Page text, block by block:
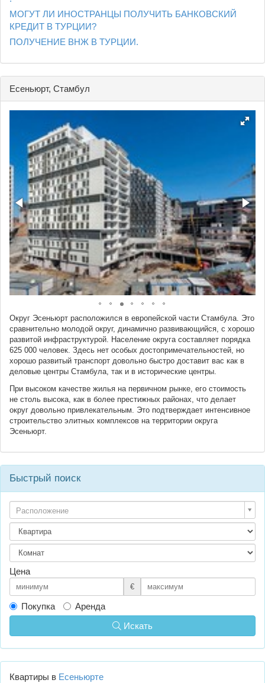
МОГУТ ЛИ ИНОСТРАНЦЫ ПОЛУЧИТЬ БАНКОВСКИЙ
КРЕДИТ В ТУРЦИИ?
ПОЛУЧЕНИЕ ВНЖ В ТУРЦИИ.
Есеньюрт, Стамбул
Округ Эсеньюрт расположился в европейской части Стамбула. Это
сравнительно молодой округ, динамично развивающийся, с хорошо
развитой инфраструктурой. Население округа составляет порядка
625 000 человек. Здесь нет особых достопримечательностей, но
хорошо развитый транспорт довольно быстро доставит вас как в
деловые центры Стамбула, так и в исторические центры.
При высоком качестве жилья на первичном рынке, его стоимость
не столь высока, как в более престижных районах, что делает
округ довольно привлекательным. Это подтверждает интенсивное
строительство элитных комплексов на территории округа
Эсеньюрт.
Быстрый поиск
Расположение
Цена
€
Покупка
Аренда
Искать
Квартиры в Есеньюрте